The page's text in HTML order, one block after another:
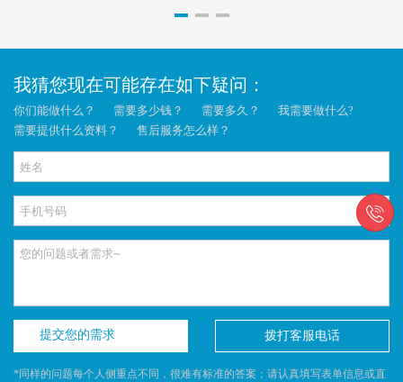
我猜您现在可能存在如下疑问：
你们能做什么？ 需要多少钱？ 需要多久？
我需要做什么?
需要提供什么资料？
售后服务怎么样？
提交您的需求 拨打客服电话
*同样的问题每个人侧重点不同，很难有标准的答案；请认真填写表单信息或直
